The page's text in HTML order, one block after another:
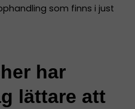
som finns i just
har
lättare att